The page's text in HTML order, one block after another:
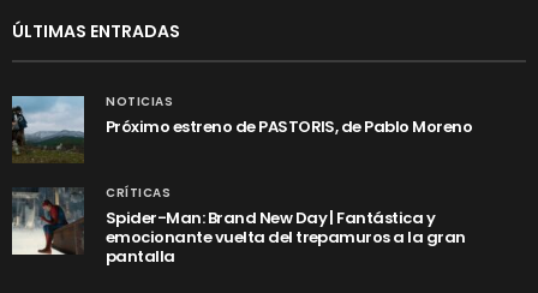
ÚLTIMAS ENTRADAS
NOTICIAS
Próximo estreno de PASTORIS, de Pablo Moreno
CRÍTICAS
Spider-Man: Brand New Day | Fantástica y
emocionante vuelta del trepamuros a la gran
pantalla